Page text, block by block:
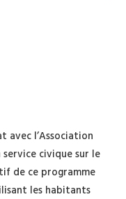
avec l’Association
service civique sur le
de ce programme
les habitants